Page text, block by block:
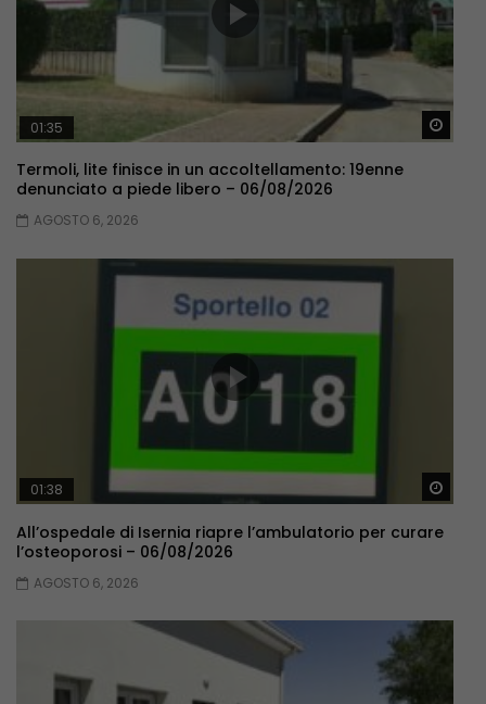
01:35
Termoli, lite finisce in un accoltellamento: 19enne
denunciato a piede libero – 06/08/2026
AGOSTO 6, 2026
01:38
All’ospedale di Isernia riapre l’ambulatorio per curare
l’osteoporosi – 06/08/2026
AGOSTO 6, 2026